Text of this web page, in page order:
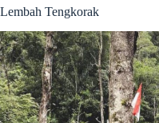
Lembah Tengkorak